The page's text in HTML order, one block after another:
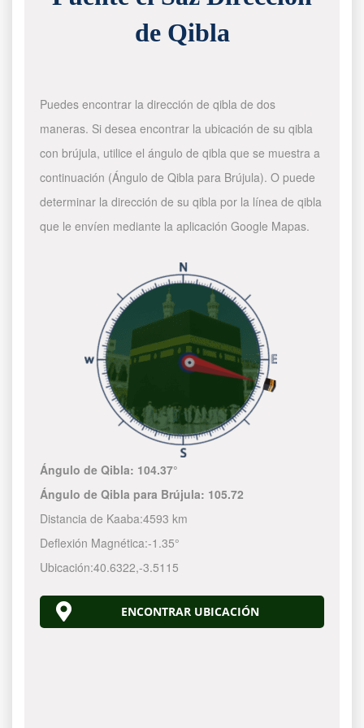
de Qibla
Puedes encontrar la dirección de qibla de dos
maneras. Si desea encontrar la ubicación de su qibla
con brújula, utilice el ángulo de qibla que se muestra a
continuación (Ángulo de Qibla para Brújula). O puede
determinar la dirección de su qibla por la línea de qibla
que le envíen mediante la aplicación Google Mapas.
Ángulo de Qibla: 104.37°
Ángulo de Qibla para Brújula: 105.72
Distancia de Kaaba:4593 km
Deflexión Magnética:-1.35°
Ubicación:40.6322,-3.5115
ENCONTRAR UBICACIÓN